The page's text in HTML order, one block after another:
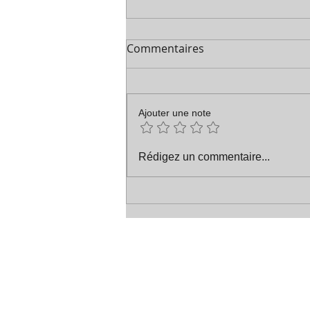
Commentaires
Ajouter une note
Rédigez un commentaire...